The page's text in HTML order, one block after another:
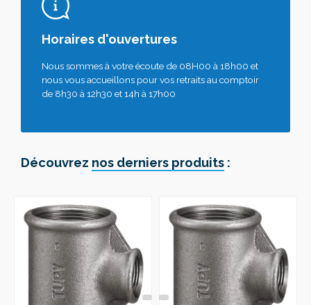
Horaires d'ouvertures
Nous sommes à votre écoute de 08H00 à 18h00 et
nous vous accueillons pour vos retraits au comptoir
de 8h30 à 12h30 et 14h à 17h00
Découvrez nos derniers produits :